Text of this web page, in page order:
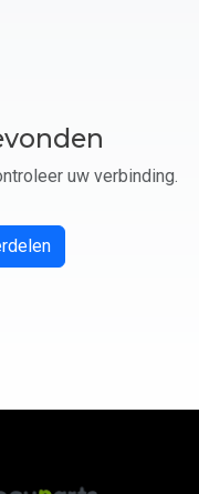
uw verbinding.